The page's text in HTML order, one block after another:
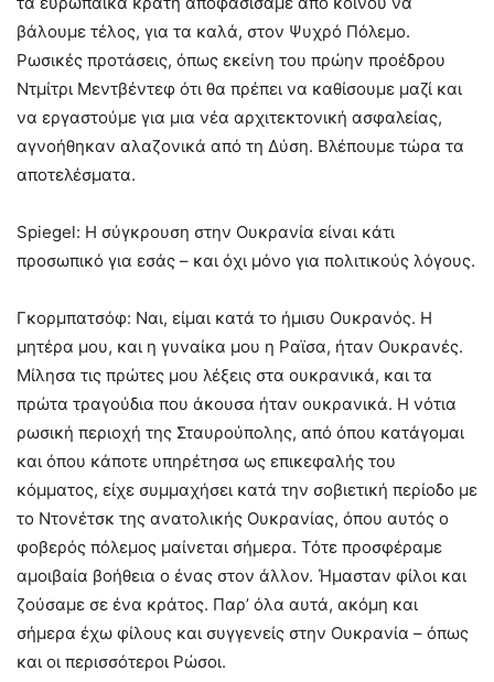
βάλουμε τέλος, για τα καλά, στον Ψυχρό Πόλεμο.
Ρωσικές προτάσεις, όπως εκείνη του πρώην προέδρου
Ντμίτρι Μεντβέντεφ ότι θα πρέπει να καθίσουμε μαζί και
να εργαστούμε για μια νέα αρχιτεκτονική ασφαλείας,
αγνοήθηκαν αλαζονικά από τη Δύση. Βλέπουμε τώρα τα
αποτελέσματα.
Spiegel: Η σύγκρουση στην Ουκρανία είναι κάτι
προσωπικό για εσάς – και όχι μόνο για πολιτικούς λόγους.
Γκορμπατσόφ: Ναι, είμαι κατά το ήμισυ Ουκρανός. Η
μητέρα μου, και η γυναίκα μου η Ραϊσα, ήταν Ουκρανές.
Μίλησα τις πρώτες μου λέξεις στα ουκρανικά, και τα
πρώτα τραγούδια που άκουσα ήταν ουκρανικά. Η νότια
ρωσική περιοχή της Σταυρούπολης, από όπου κατάγομαι
και όπου κάποτε υπηρέτησα ως επικεφαλής του
κόμματος, είχε συμμαχήσει κατά την σοβιετική περίοδο με
το Ντονέτσκ της ανατολικής Ουκρανίας, όπου αυτός ο
φοβερός πόλεμος μαίνεται σήμερα. Τότε προσφέραμε
αμοιβαία βοήθεια ο ένας στον άλλον. Ήμασταν φίλοι και
ζούσαμε σε ένα κράτος. Παρ’ όλα αυτά, ακόμη και
σήμερα έχω φίλους και συγγενείς στην Ουκρανία – όπως
και οι περισσότεροι Ρώσοι.